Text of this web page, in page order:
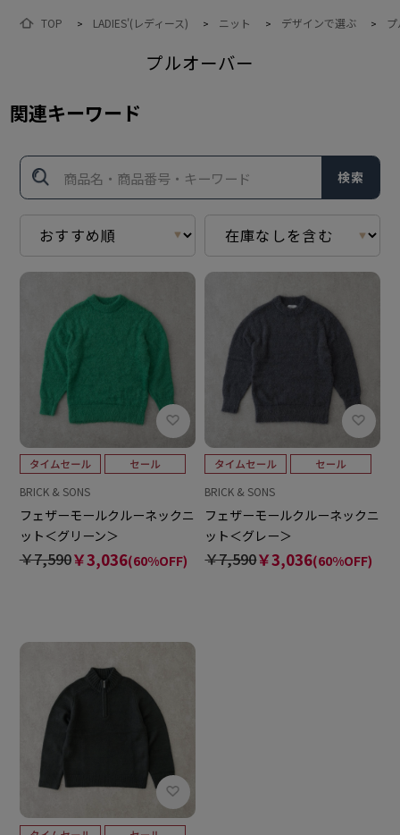
TOP > LADIES'(レディース) > ニット > デザインで選ぶ >
プルオーバー
関連キーワード
検索
BRICK & SONS
フェザーモールクルーネックニ
ット＜グリーン＞
￥7,590￥3,036(60%OFF)
BRICK & SONS
フェザーモールクルーネックニ
ット＜グレー＞
￥7,590￥3,036(60%OFF)